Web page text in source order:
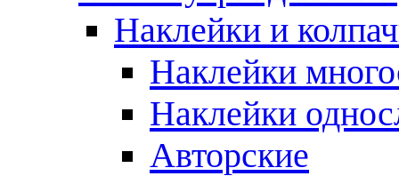
Наклейки и
Наклейки
Наклейки
Авторские